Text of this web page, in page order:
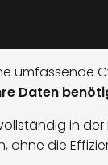
umfassende
Daten
in
ohne die